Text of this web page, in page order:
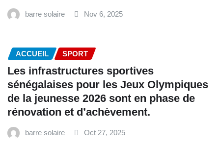
barre solaire Nov 6, 2025
ACCUEIL SPORT
Les infrastructures sportives
sénégalaises pour les Jeux Olympiques
de la jeunesse 2026 sont en phase de
rénovation et d’achèvement.
barre solaire Oct 27, 2025